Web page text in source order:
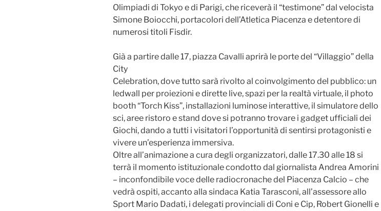
Olimpiadi di Tokyo e di Parigi, che riceverà il “testimone” dal velocista
Simone Boiocchi, portacolori dell’Atletica Piacenza e detentore di
numerosi titoli Fisdir.
Già a partire dalle 17, piazza Cavalli aprirà le porte del “Villaggio” della
City
Celebration, dove tutto sarà rivolto al coinvolgimento del pubblico: un
ledwall per proiezioni e dirette live, spazi per la realtà virtuale, il photo
booth “Torch Kiss”, installazioni luminose interattive, il simulatore dello
sci, aree ristoro e stand dove si potranno trovare i gadget ufficiali dei
Giochi, dando a tutti i visitatori l’opportunità di sentirsi protagonisti e
vivere un’esperienza immersiva.
Oltre all’animazione a cura degli organizzatori, dalle 17.30 alle 18 si
terrà il momento istituzionale condotto dal giornalista Andrea Amorini
– inconfondibile voce delle radiocronache del Piacenza Calcio – che
vedrà ospiti, accanto alla sindaca Katia Tarasconi, all’assessore allo
Sport Mario Dadati, i delegati provinciali di Coni e Cip, Robert Gionelli e